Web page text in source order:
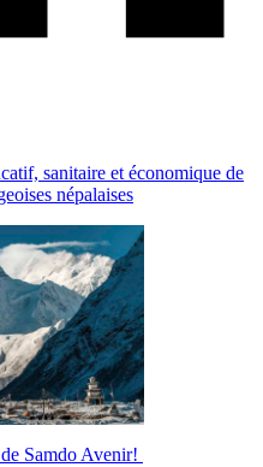
sanitaire et économique de
népalaises
Samdo Avenir!